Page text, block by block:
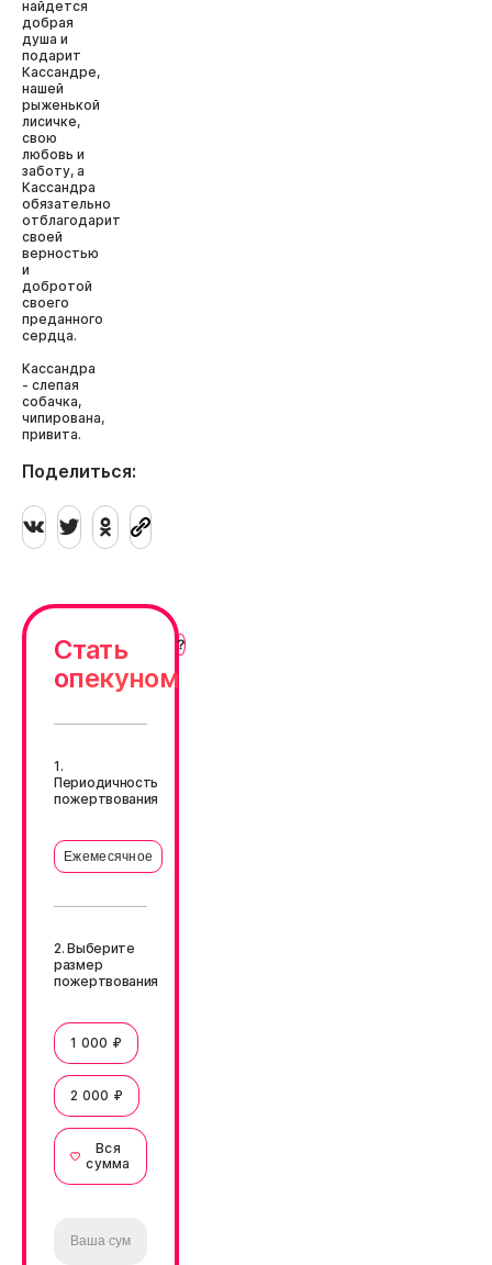
найдется
добрая
душа и
подарит
Кассандре,
нашей
рыженькой
лисичке,
свою
любовь и
заботу, а
Кассандра
обязательно
отблагодарит
своей
верностью
и
добротой
своего
преданного
сердца.
Кассандра
- слепая
собачка,
чипирована,
привита.
Поделиться:
Стать
опекуном
1.
Периодичность
пожертвования
Ежемесячное
2. Выберите
размер
пожертвования
1 000 ₽
2 000 ₽
Вся
сумма